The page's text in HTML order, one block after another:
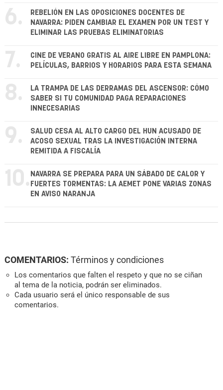
6.
REBELIÓN EN LAS OPOSICIONES DOCENTES DE
NAVARRA: PIDEN CAMBIAR EL EXAMEN POR UN TEST Y
ELIMINAR LAS PRUEBAS ELIMINATORIAS
7.
CINE DE VERANO GRATIS AL AIRE LIBRE EN PAMPLONA:
PELÍCULAS, BARRIOS Y HORARIOS PARA ESTA SEMANA
8.
LA TRAMPA DE LAS DERRAMAS DEL ASCENSOR: CÓMO
SABER SI TU COMUNIDAD PAGA REPARACIONES
INNECESARIAS
9.
SALUD CESA AL ALTO CARGO DEL HUN ACUSADO DE
ACOSO SEXUAL TRAS LA INVESTIGACIÓN INTERNA
REMITIDA A FISCALÍA
10. NAVARRA SE PREPARA PARA UN SÁBADO DE CALOR Y
FUERTES TORMENTAS: LA AEMET PONE VARIAS ZONAS
EN AVISO NARANJA
COMENTARIOS: Términos y condiciones
Los comentarios que falten el respeto y que no se ciñan
al tema de la noticia, podrán ser eliminados.
Cada usuario será el único responsable de sus
comentarios.